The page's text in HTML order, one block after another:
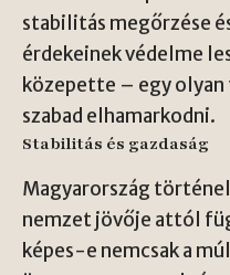
stabilitás megőrzése
érdekeinek védelme
közepette – egy
szabad elhamarkodni.
Stabilitás és gazdaság
Magyarország
nemzet jövője attól
képes-e nemcsak a